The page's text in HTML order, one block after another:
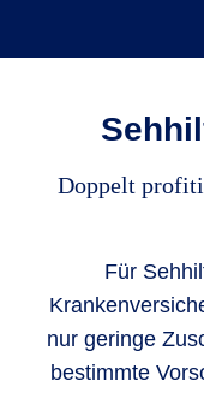
Doppelt
Für
nur geringe
bestimmte